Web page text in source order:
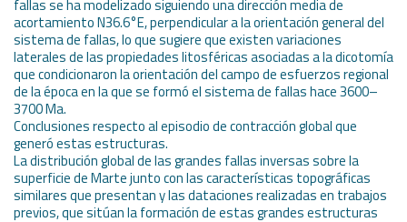
fallas se ha modelizado siguiendo una dirección media de
acortamiento N36.6°E, perpendicular a la orientación general del
sistema de fallas, lo que sugiere que existen variaciones
laterales de las propiedades litosféricas asociadas a la dicotomía
que condicionaron la orientación del campo de esfuerzos regional
de la época en la que se formó el sistema de fallas hace 3600–
3700 Ma.
Conclusiones respecto al episodio de contracción global que
generó estas estructuras.
La distribución global de las grandes fallas inversas sobre la
superficie de Marte junto con las características topográficas
similares que presentan y las dataciones realizadas en trabajos
previos, que sitúan la formación de estas grandes estructuras